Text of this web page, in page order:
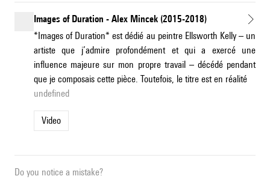
Images of Duration - Alex Mincek (2015-2018)
*Images of Duration* est dédié au peintre Ellsworth Kelly – un
artiste que j’admire profondément et qui a exercé une
influence majeure sur mon propre travail – décédé pendant
que je composais cette pièce. Toutefois, le titre est en réalité
undefined
Video
Do you notice a mistake?